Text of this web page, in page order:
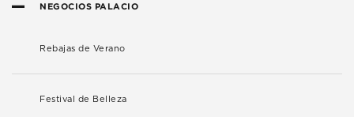
NEGOCIOS PALACIO
Rebajas de Verano
Festival de Belleza